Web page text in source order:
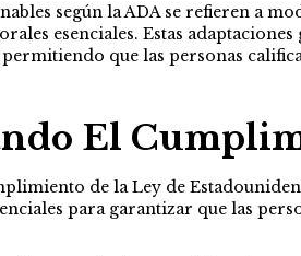
según la ADA se refieren a
esenciales. Estas
que las personas
El
de la Ley de
para garantizar que las